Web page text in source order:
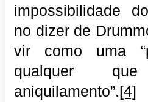
impossibilidade
no dizer de
vir como uma
qualquer
aniquilamento”.[4]